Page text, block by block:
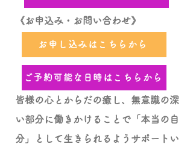
《お申込み・お問い合わせ》
皆様の心とからだの癒し、無意識の深
い部分に働きかけることで「本当の自
分」として生きられるようサポートい
ご予約可能な日時はこちらから
お申し込みはこちらから